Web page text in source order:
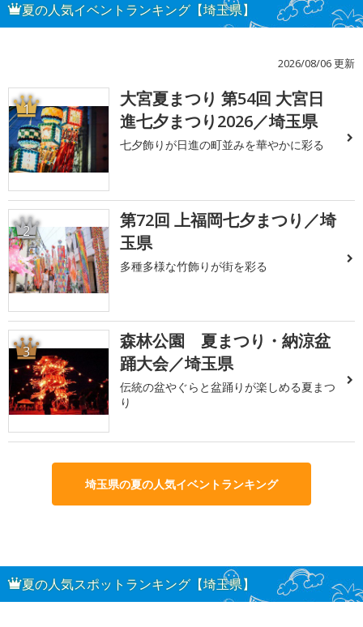
夏の人気イベントランキング【埼玉県】
2026/08/06 更新
1
大宮夏まつり 第54回 大宮日
進七夕まつり2026／埼玉県
七夕飾りが日進の町並みを華やかに彩る
2
第72回 上福岡七夕まつり／埼
玉県
多種多様な竹飾りが街を彩る
3
森林公園 夏まつり・納涼盆
踊大会／埼玉県
伝統の盆やぐらと盆踊りが楽しめる夏まつ
り
埼玉県の夏の人気イベントランキング
夏の人気スポットランキング【埼玉県】